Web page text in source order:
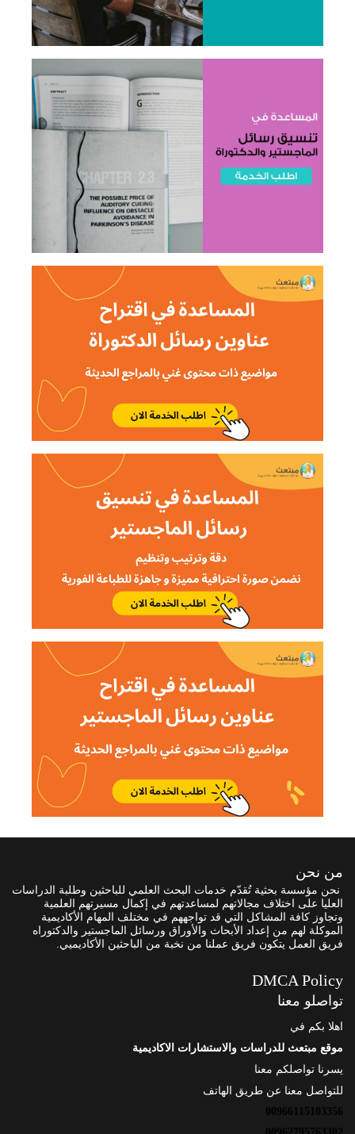
من نحن
نحن مؤسسة بحثية تُقدّم خدمات البحث العلمي للباحثين وطلبة الدراسات
العليا على اختلاف مجالاتهم لمساعدتهم في إكمال مسيرتهم العلمية
وتجاوز كافة المشاكل التي قد تواجههم في مختلف المهام الأكاديمية
الموكلة لهم من إعداد الأبحاث والأوراق ورسائل الماجستير والدكتوراه
فريق العمل يتكون فريق عملنا من نخبة من الباحثين الأكاديميي.
DMCA Policy
تواصلو معنا
اهلا بكم في
موقع مبتعث للدراسات والاستشارات الاكاديمية
يسرنا تواصلكم معنا
للتواصل معنا عن طريق الهاتف
00966115103356